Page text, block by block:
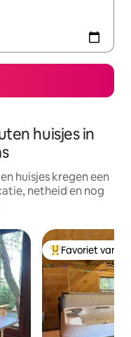
huisjes in
huisjes kregen een
netheid en nog
Topfavoriet van
Favoriet van